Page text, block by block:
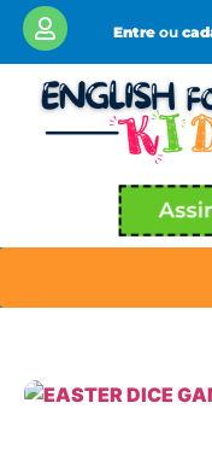
Entreou